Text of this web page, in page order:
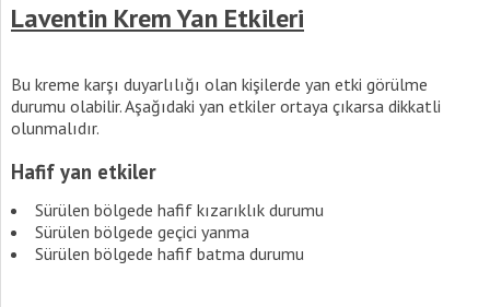
Laventin Krem Yan Etkileri
Bu kreme karşı duyarlılığı olan kişilerde yan etki görülme
durumu olabilir. Aşağıdaki yan etkiler ortaya çıkarsa dikkatli
olunmalıdır.
Hafif yan etkiler
Sürülen bölgede hafif kızarıklık durumu
Sürülen bölgede geçici yanma
Sürülen bölgede hafif batma durumu